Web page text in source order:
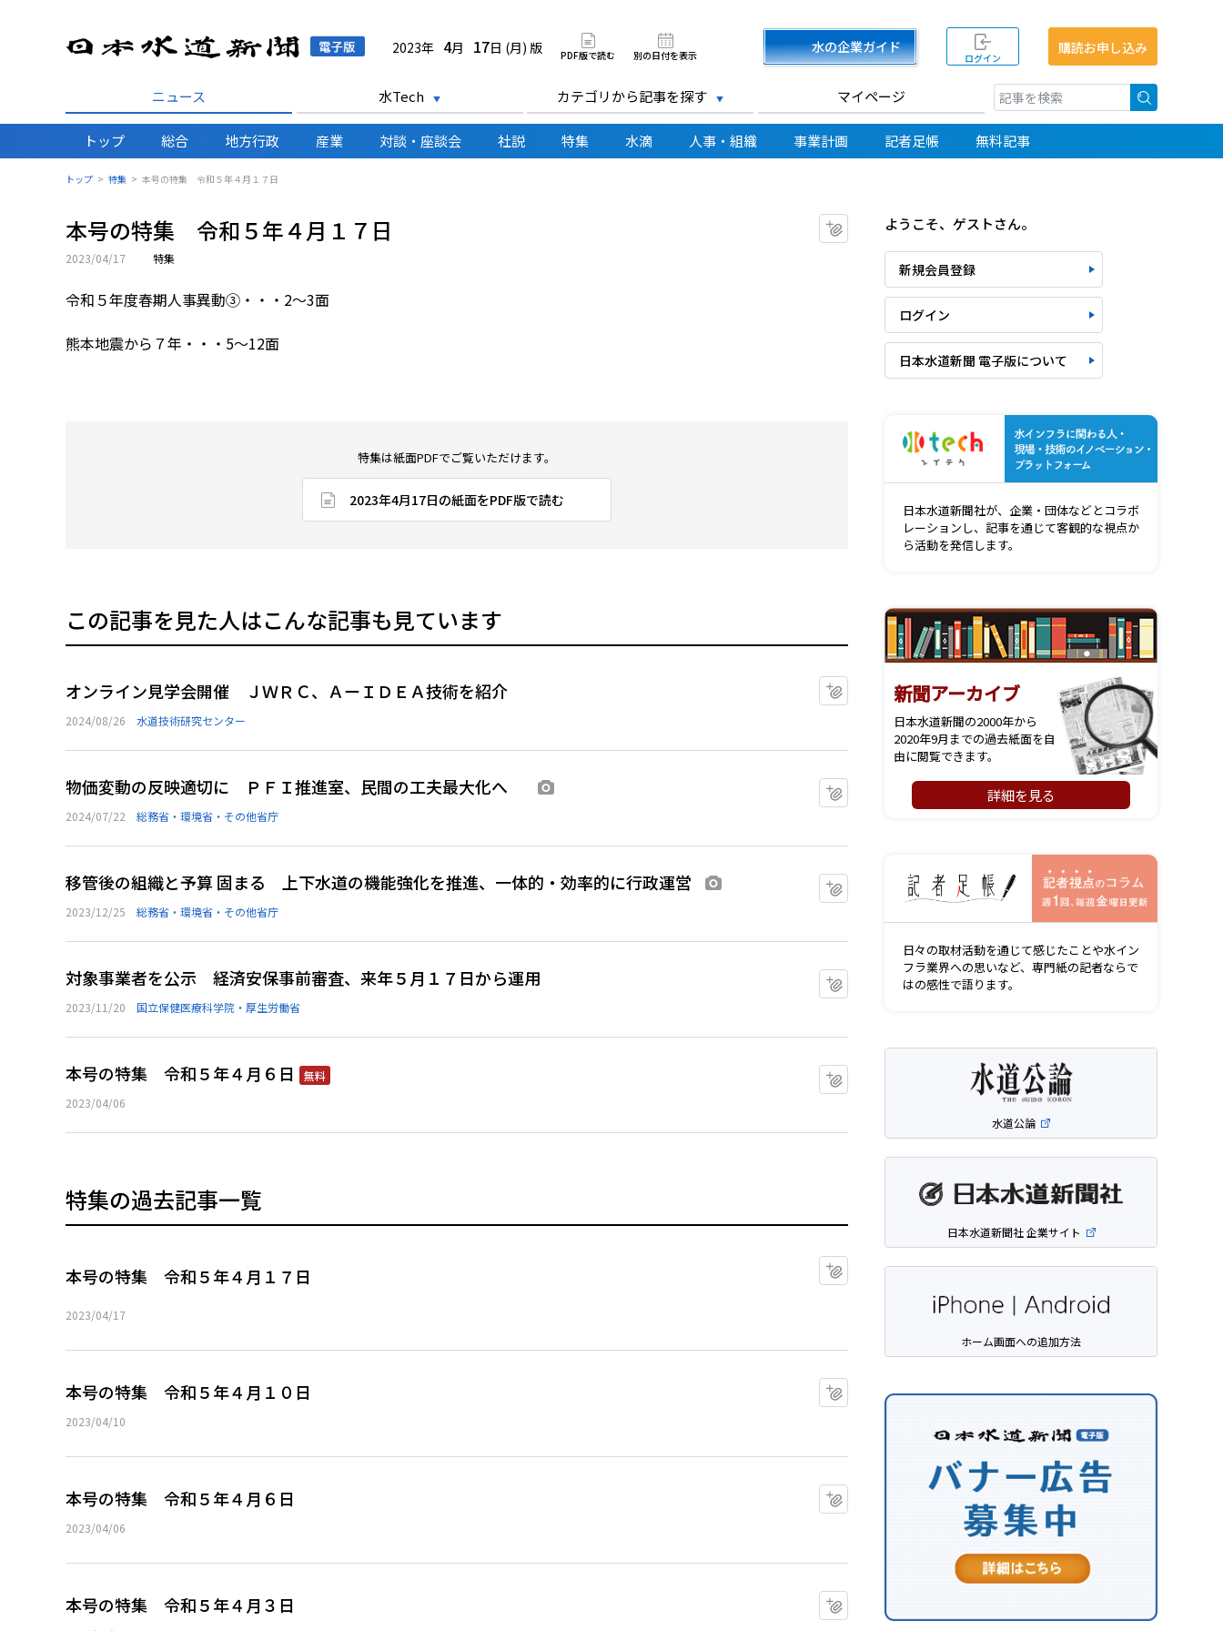
日本水道新聞 電子版
2023年 4月 17日 (月) 版 PDF版で読む 別の日付を表示 水の企業ガイド
ログイン
購読お申し込み
ニュース 水Tech カテゴリから記事を探す マイページ
トップ 総合 地方行政 産業 対談・座談会 社説 特集 水滴 人事・組織 事業計画 記者足帳 無料記事
トップ 特集 本号の特集 令和５年４月１７日
本号の特集 令和５年４月１７日 マイクリップに追加
2023/04/17 特集
令和５年度春期人事異動③・・・2～3面
熊本地震から７年・・・5～12面
特集は紙面PDFでご覧いただけます。
2023年4月17日の紙面をPDF版で読む
この記事を見た人はこんな記事も見ています
オンライン見学会開催 ＪＷＲＣ、ＡーＩＤＥＡ技術を紹介
2024/08/26 水道技術研究センター
マイクリップに追加
物価変動の反映適切に ＰＦＩ推進室、民間の工夫最大化へ
2024/07/22 総務省・環境省・その他省庁
マイクリップに追加
移管後の組織と予算 固まる 上下水道の機能強化を推進、一体的・効率的に行政運営
2023/12/25 総務省・環境省・その他省庁
マイクリップに追加
対象事業者を公示 経済安保事前審査、来年５月１７日から運用
2023/11/20 国立保健医療科学院・厚生労働省
マイクリップに追加
本号の特集 令和５年４月６日
無料
2023/04/06
特集の過去記事一覧
本号の特集 令和５年４月１７日
2023/04/17
マイクリップに追加
本号の特集 令和５年４月１０日
2023/04/10
本号の特集 令和５年４月６日
2023/04/06
マイクリップに追加
本号の特集 令和５年４月３日
ようこそ、ゲストさん。
新規会員登録
ログイン
日本水道新聞 電子版について
日本水道新聞社が、企業・団体などとコラボ
レーションし、記事を通じて客観的な視点か
ら活動を発信します。
新聞アーカイブ
日本水道新聞の2000年から
2020年9月までの過去紙面を自
由に閲覧できます。
詳細を見る
日々の取材活動を通じて感じたことや水イン
フラ業界への思いなど、専門紙の記者ならで
はの感性で語ります。
水道公論
日本水道新聞社 企業サイト
ホーム画面への追加方法